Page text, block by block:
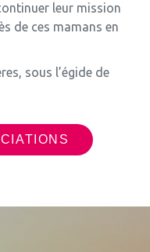
leur mission
de ces mamans en
sous l’égide de